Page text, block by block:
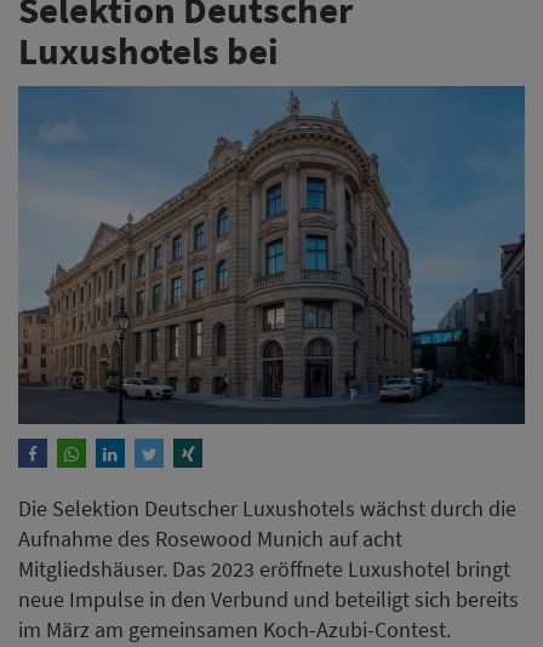
Luxushotels bei
Die Selektion Deutscher Luxushotels wächst durch die
Aufnahme des Rosewood Munich auf acht
Mitgliedshäuser. Das 2023 eröffnete Luxushotel bringt
neue Impulse in den Verbund und beteiligt sich bereits
im März am gemeinsamen Koch-Azubi-Contest.